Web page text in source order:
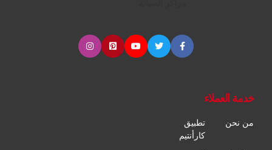
خدمة العملاء
من نحن
تطبيق
كارأنتيم